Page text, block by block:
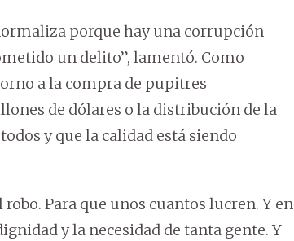
porque hay una corrupción
un delito”, lamentó. Como
a la compra de pupitres
de dólares o la distribución de la
y que la calidad está siendo
Para que unos cuantos lucren. Y en
y la necesidad de tanta gente. Y